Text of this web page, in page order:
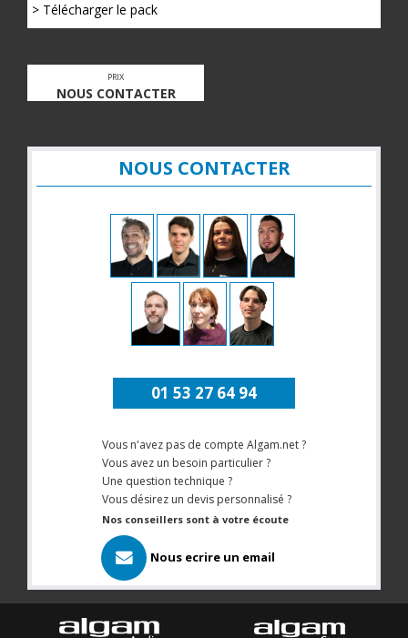
> Télécharger le pack
PRIX
NOUS CONTACTER
NOUS CONTACTER
01 53 27 64 94
Vous n'avez pas de compte Algam.net ?
Vous avez un besoin particulier ?
Une question technique ?
Vous désirez un devis personnalisé ?
Nos conseillers sont à votre écoute
Nous ecrire un email